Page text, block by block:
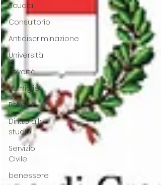
Scuola
Consultorio
Antidiscriminazione
Università
Povertà
Famiglie
Povertà
Diritto allo
studio
Servizio
Civile
benessere